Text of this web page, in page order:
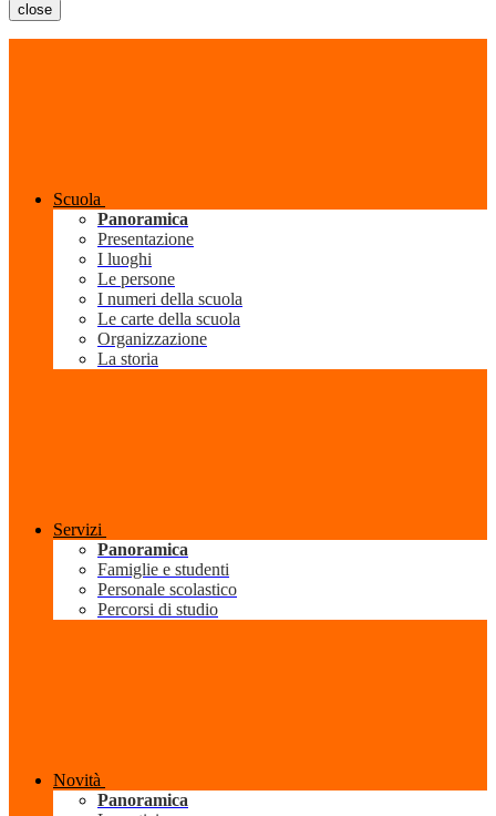
close
Scuola
Panoramica
Presentazione
I luoghi
Le persone
I numeri della scuola
Le carte della scuola
Organizzazione
La storia
Servizi
Panoramica
Famiglie e studenti
Personale scolastico
Percorsi di studio
Novità
Panoramica